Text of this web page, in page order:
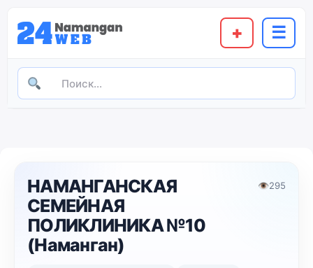
+ ☰
НАМАНГАНСКАЯ
СЕМЕЙНАЯ
ПОЛИКЛИНИКА №10
(Наманган)
👁295